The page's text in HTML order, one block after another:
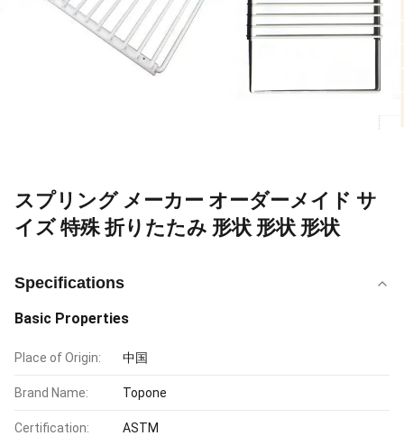
スプリング メーカー オーダーメイド サ
イズ 特殊 折りたたみ 形状 形状 形状
Specifications
Basic Properties
Place of Origin: 中国
Brand Name: Topone
Certification: ASTM